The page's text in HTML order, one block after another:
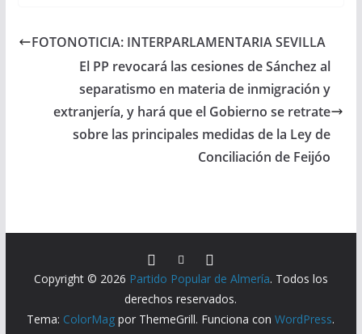
FOTONOTICIA: INTERPARLAMENTARIA SEVILLA
El PP revocará las cesiones de Sánchez al
separatismo en materia de inmigración y
extranjería, y hará que el Gobierno se retrate
sobre las principales medidas de la Ley de
Conciliación de Feijóo
Copyright © 2026 Partido Popular de Almería. Todos los
derechos reservados.
Tema: ColorMag por ThemeGrill. Funciona conWordPress.